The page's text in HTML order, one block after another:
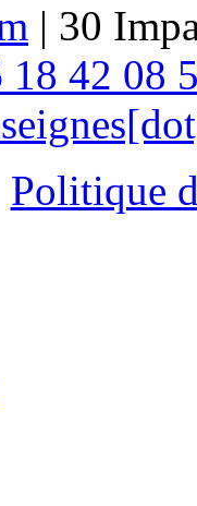
| 30
18 42 08
Politique